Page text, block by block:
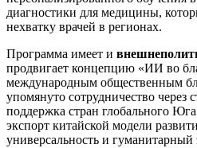
диагностики для медицины,
нехватку врачей в регионах.
Программа имеет и
продвигает концепцию «ИИ во
международным общественным
упомянуто сотрудничество
поддержка стран глобального
экспорт китайской модели
универсальность и гуманитарный